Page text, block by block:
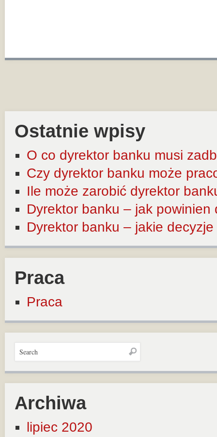
Ostatnie wpisy
O co dyrektor banku musi
Czy dyrektor banku może
Ile może zarobić dyrektor
Dyrektor banku – jak
Dyrektor banku – jakie
Praca
Praca
Archiwa
lipiec 2020